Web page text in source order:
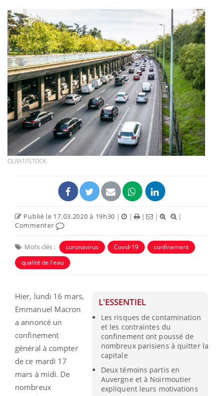
OLRAT/ISTOCK
Publié le 17.03.2020 à 19h30 | | | |
|
Commenter
Mots clés : coronavirus Covid-19
confinement
qualité de l'eau
L'ESSENTIEL
Les risques de contamination
et les contraintes du
confinement ont poussé de
nombreux parisiens à quitter la
capitale
Deux témoins partis en
Auvergne et à Noirmoutier
expliquent leurs motivations
Hier, lundi 16 mars,
Emmanuel Macron
a annoncé un
confinement
général à compter
de ce mardi 17
mars à midi. De
nombreux